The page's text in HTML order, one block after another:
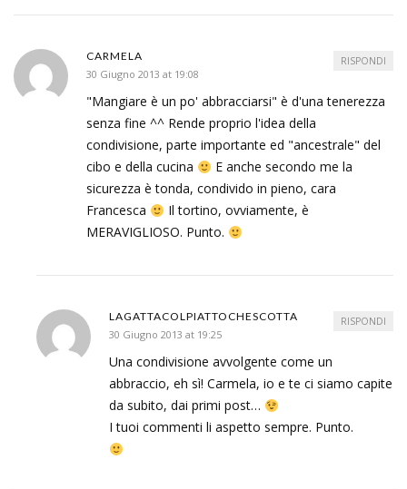
CARMELA
30 Giugno 2013 at 19:08
"Mangiare è un po' abbracciarsi" è d'una tenerezza
senza fine ^^ Rende proprio l'idea della
condivisione, parte importante ed "ancestrale" del
cibo e della cucina
E anche secondo me la
sicurezza è tonda, condivido in pieno, cara
Francesca
Il tortino, ovviamente, è
MERAVIGLIOSO. Punto.
RISPONDI
LAGATTACOLPIATTOCHESCOTTA
30 Giugno 2013 at 19:25
Una condivisione avvolgente come un
abbraccio, eh sì! Carmela, io e te ci siamo capite
da subito, dai primi post…
I tuoi commenti li aspetto sempre. Punto.
RISPONDI